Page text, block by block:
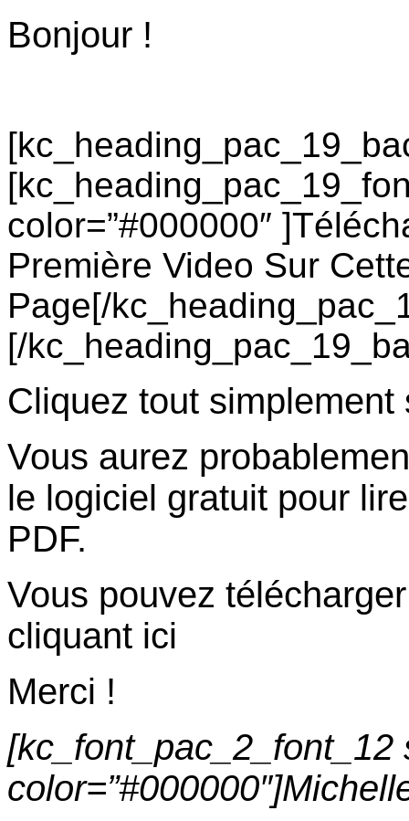
Bonjour !
color=”#000000″
Première Video Sur
Page[/
[/
Cliquez tout simplement
Vous aurez
le logiciel gratuit pour
PDF.
Vous pouvez
cliquant ici
Merci !
[kc_font_pac_2_font_12